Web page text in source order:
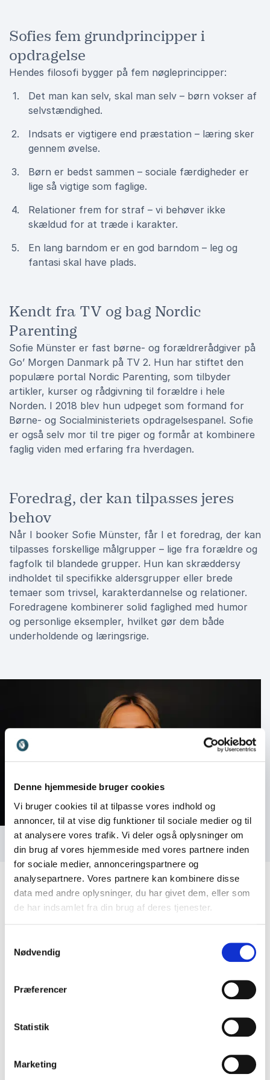
Denne hjemmeside bruger cookies
Vi bruger cookies til at tilpasse vores indhold og
annoncer, til at vise dig funktioner til sociale medier og til
at analysere vores trafik. Vi deler også oplysninger om
din brug af vores hjemmeside med vores partnere inden
for sociale medier, annonceringspartnere og
analysepartnere. Vores partnere kan kombinere disse
data med andre oplysninger, du har givet dem, eller som
de har indsamlet fra din brug af deres tjenester.
Nødvendig
Præferencer
Statistik
Marketing
Sofies fem grundprincipper i
opdragelse
Hendes filosofi bygger på fem nøgleprincipper:
Det man kan selv, skal man selv – børn vokser af
selvstændighed.
Indsats er vigtigere end præstation – læring sker
gennem øvelse.
Børn er bedst sammen – sociale færdigheder er
lige så vigtige som faglige.
Relationer frem for straf – vi behøver ikke
skældud for at træde i karakter.
En lang barndom er en god barndom – leg og
fantasi skal have plads.
Kendt fra TV og bag Nordic
Parenting
Sofie Münster er fast børne- og forældrerådgiver på
Go’ Morgen Danmark på TV 2. Hun har stiftet den
populære portal Nordic Parenting, som tilbyder
artikler, kurser og rådgivning til forældre i hele
Norden. I 2018 blev hun udpeget som formand for
Børne- og Socialministeriets opdragelsespanel. Sofie
er også selv mor til tre piger og formår at kombinere
faglig viden med erfaring fra hverdagen.
Foredrag, der kan tilpasses jeres
behov
Når I booker Sofie Münster, får I et foredrag, der kan
tilpasses forskellige målgrupper – lige fra forældre og
fagfolk til blandede grupper. Hun kan skræddersy
indholdet til specifikke aldersgrupper eller brede
temaer som trivsel, karakterdannelse og relationer.
Foredragene kombinerer solid faglighed med humor
og personlige eksempler, hvilket gør dem både
underholdende og læringsrige.
Foto: Rita Kuhlmann
4ud af5
Et meget levende og inspirerende foredrag. Mange